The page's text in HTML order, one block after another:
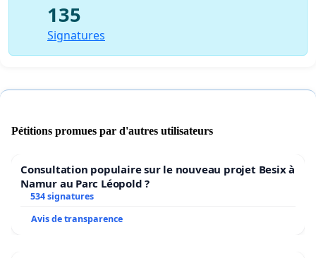
135
Signatures
Pétitions promues par d'autres utilisateurs
Consultation populaire sur le nouveau projet Besix à
Namur au Parc Léopold ?
534 signatures
Avis de transparence